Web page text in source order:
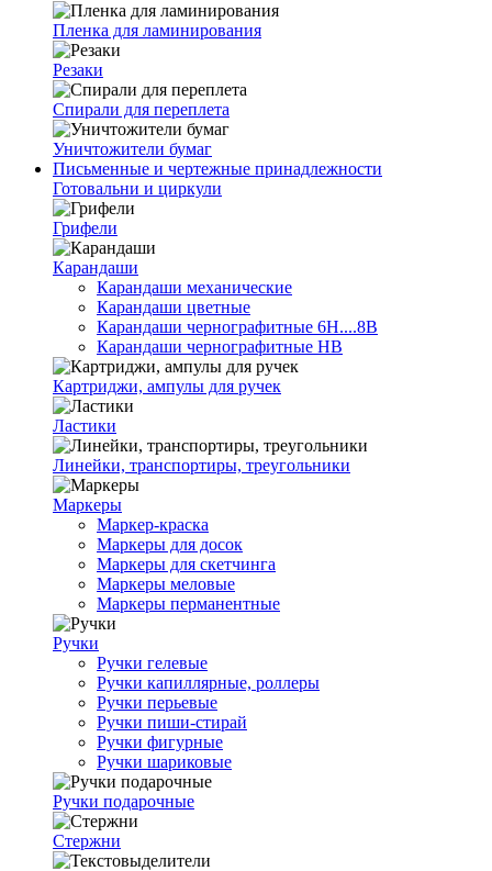
Пленка для ламинирования
Резаки
Спирали для переплета
Уничтожители бумаг
Письменные и чертежные принадлежности
Готовальни и циркули
Грифели
Карандаши
Карандаши механические
Карандаши цветные
Карандаши чернографитные 6H....8B
Карандаши чернографитные HB
Картриджи, ампулы для ручек
Ластики
Линейки, транспортиры, треугольники
Маркеры
Маркер-краска
Маркеры для досок
Маркеры для скетчинга
Маркеры меловые
Маркеры перманентные
Ручки
Ручки гелевые
Ручки капиллярные, роллеры
Ручки перьевые
Ручки пиши-стирай
Ручки фигурные
Ручки шариковые
Ручки подарочные
Стержни